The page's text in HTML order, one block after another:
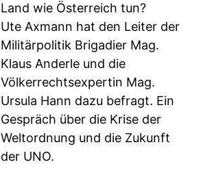
Land wie Österreich tun?
Ute Axmann hat den Leiter der
Militärpolitik Brigadier Mag.
Klaus Anderle und die
Völkerrechtsexpertin Mag.
Ursula Hann dazu befragt. Ein
Gespräch über die Krise der
Weltordnung und die Zukunft
der UNO.